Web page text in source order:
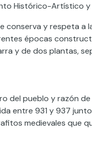
Histórico-Artístico y
conserva y respeta a
épocas
y de dos plantas,
del pueblo y razón
entre 931 y 937
medievales que